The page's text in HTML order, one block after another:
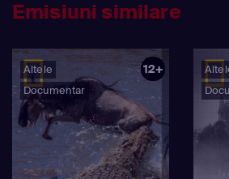
Emisiuni similare
Altele
Documentar
12+